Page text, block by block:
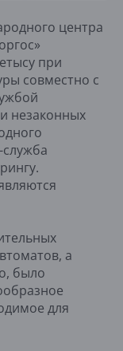
центра
при
совместно с
незаконных
а
было
для